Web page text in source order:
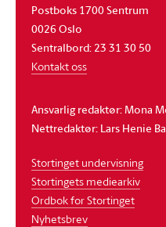
Postboks 1700 Sentrum
0026 Oslo
Sentralbord: 23 31 30 50
Kontakt oss
Ansvarlig redaktør: Mona
Nettredaktør: Lars Henie
Stortinget undervisning
Stortingets mediearkiv
Ordbok for Stortinget
Nyhetsbrev